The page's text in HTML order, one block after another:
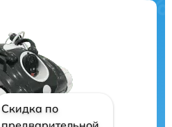
Скидка по